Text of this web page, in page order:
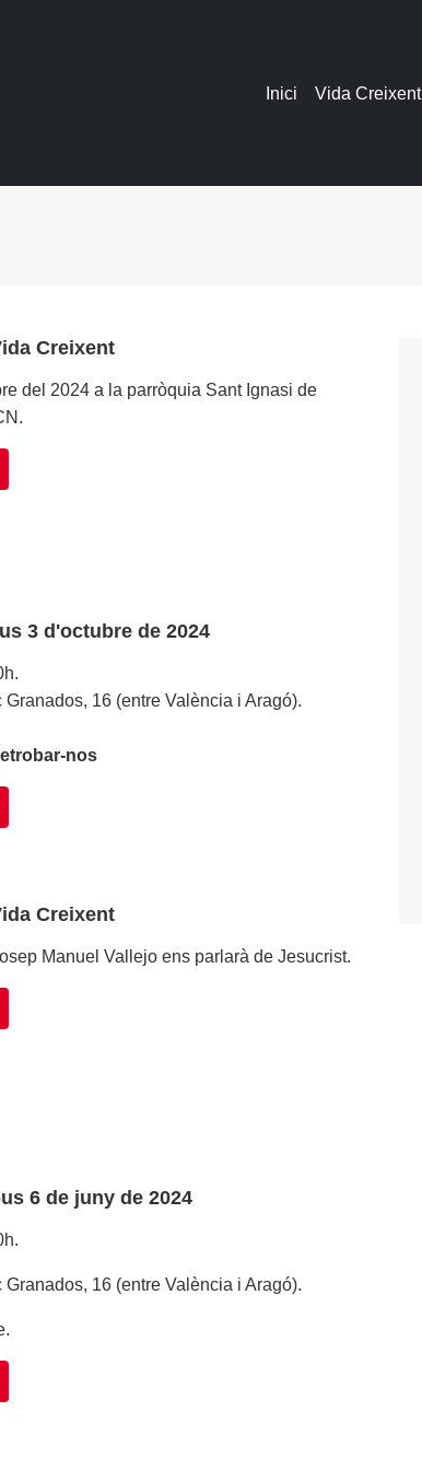
Inici Vida Creixent
Creixent
del 2024 a la parròquia Sant Ignasi de
3 d'octubre de 2024
Granados, 16 (entre València i Aragó).
nos
Creixent
Manuel Vallejo ens parlarà de Jesucrist.
6 de juny de 2024
Granados, 16 (entre València i Aragó).